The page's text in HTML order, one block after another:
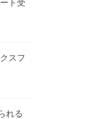
ト受
スフ
れる